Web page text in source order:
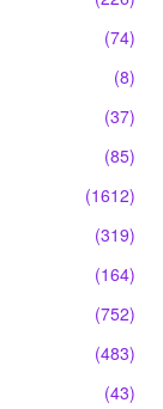
(74)
(8)
(37)
(85)
(1612)
(319)
(164)
(752)
(483)
(43)